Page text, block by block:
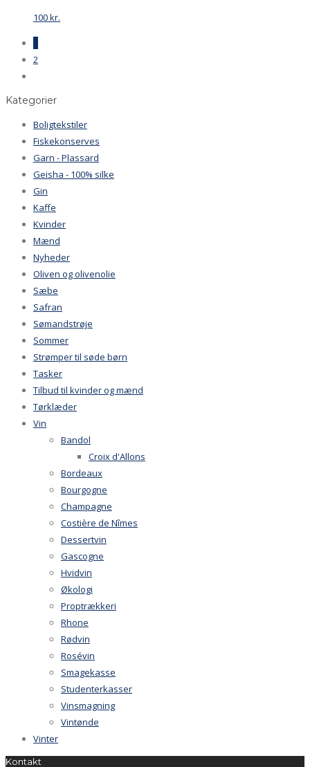
100kr.
2
Kategorier
Boligtekstiler
Fiskekonserves
Garn - Plassard
Geisha - 100% silke
Gin
Kaffe
Kvinder
Mænd
Nyheder
Oliven og olivenolie
Sæbe
Safran
Sømandstrøje
Sommer
Strømper til søde børn
Tasker
Tilbud til kvinder og mænd
Tørklæder
Vin
Bandol
Croix d'Allons
Bordeaux
Bourgogne
Champagne
Costière de Nîmes
Dessertvin
Gascogne
Hvidvin
Økologi
Proptrækkeri
Rhone
Rødvin
Rosévin
Smagekasse
Studenterkasser
Vinsmagning
Vintønde
Vinter
Kontakt